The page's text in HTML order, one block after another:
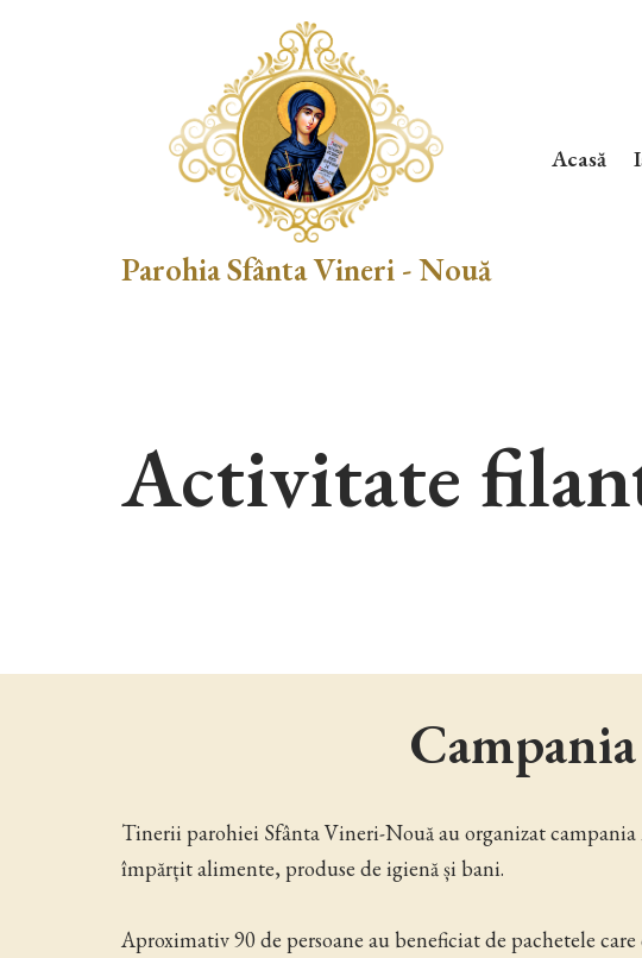
Parohia Sfânta Vineri - Nouă
Acasă
Activitate
Tinerii parohiei Sfânta Vineri-Nouă au organizat campania
împărțit alimente, produse de igienă și bani.
Aproximativ 90 de persoane au beneficiat de pachetele